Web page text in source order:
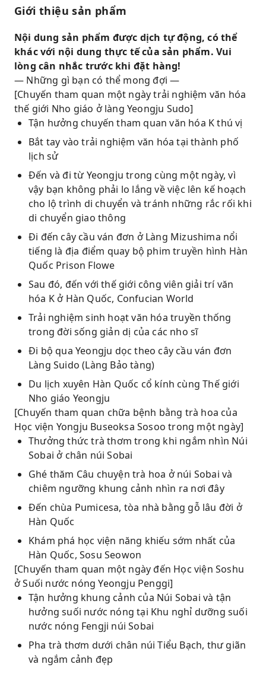
Đi đến Yeongju, một thành phố lịch sử và văn
hóa ở Hàn Quốc, để ngắm nhìn các điểm tham
quan di sản văn hóa thế giới
Thưởng thức trà thơm ở chân núi Sobaek, thư
giãn và tận hưởng khung cảnh tuyệt đẹp của
núi Xiaobai
Chiêm ngưỡng phong cảnh núi Xiaobai và
ngâm mình trong suối nước nóng tại Khu
nghỉ dưỡng suối nước nóng Fengji núi Xiaobai
Giới thiệu sản phẩm
Nội dung sản phẩm được dịch tự động, có thể
khác với nội dung thực tế của sản phẩm. Vui
lòng cân nhắc trước khi đặt hàng!
— Những gì bạn có thể mong đợi —
[Chuyến tham quan một ngày trải nghiệm văn hóa
thế giới Nho giáo ở làng Yeongju Sudo]
Tận hưởng chuyến tham quan văn hóa K thú vị
Bắt tay vào trải nghiệm văn hóa tại thành phố
lịch sử
Đến và đi từ Yeongju trong cùng một ngày, vì
vậy bạn không phải lo lắng về việc lên kế hoạch
cho lộ trình di chuyển và tránh những rắc rối khi
di chuyển giao thông
Đi đến cây cầu ván đơn ở Làng Mizushima nổi
tiếng là địa điểm quay bộ phim truyền hình Hàn
Quốc Prison Flowe
Sau đó, đến với thế giới công viên giải trí văn
hóa K ở Hàn Quốc, Confucian World
Trải nghiệm sinh hoạt văn hóa truyền thống
trong đời sống giản dị của các nho sĩ
Đi bộ qua Yeongju dọc theo cây cầu ván đơn
Làng Suido (Làng Bảo tàng)
Du lịch xuyên Hàn Quốc cổ kính cùng Thế giới
Nho giáo Yeongju
[Chuyến tham quan chữa bệnh bằng trà hoa của
Học viện Yongju Buseoksa Sosoo trong một ngày]
Thưởng thức trà thơm trong khi ngắm nhìn Núi
Sobai ở chân núi Sobai
Ghé thăm Câu chuyện trà hoa ở núi Sobai và
chiêm ngưỡng khung cảnh nhìn ra nơi đây
Đến chùa Pumicesa, tòa nhà bằng gỗ lâu đời ở
Hàn Quốc
Khám phá học viện năng khiếu sớm nhất của
Hàn Quốc, Sosu Seowon
[Chuyến tham quan một ngày đến Học viện Soshu
ở Suối nước nóng Yeongju Penggi]
Tận hưởng khung cảnh của Núi Sobai và tận
hưởng suối nước nóng tại Khu nghỉ dưỡng suối
nước nóng Fengji núi Sobai
Pha trà thơm dưới chân núi Tiểu Bạch, thư giãn
và ngắm cảnh đẹp